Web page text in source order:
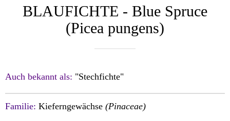
BLAUFICHTE - Blue Spruce
(Picea pungens)
Auch bekannt als: "Stechfichte"
Familie: Kieferngewächse (Pinaceae)